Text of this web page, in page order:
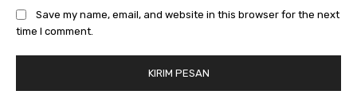
Save my name, email, and website in this browser for the next
time I comment.